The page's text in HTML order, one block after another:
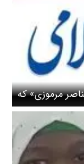
مرموزی» که